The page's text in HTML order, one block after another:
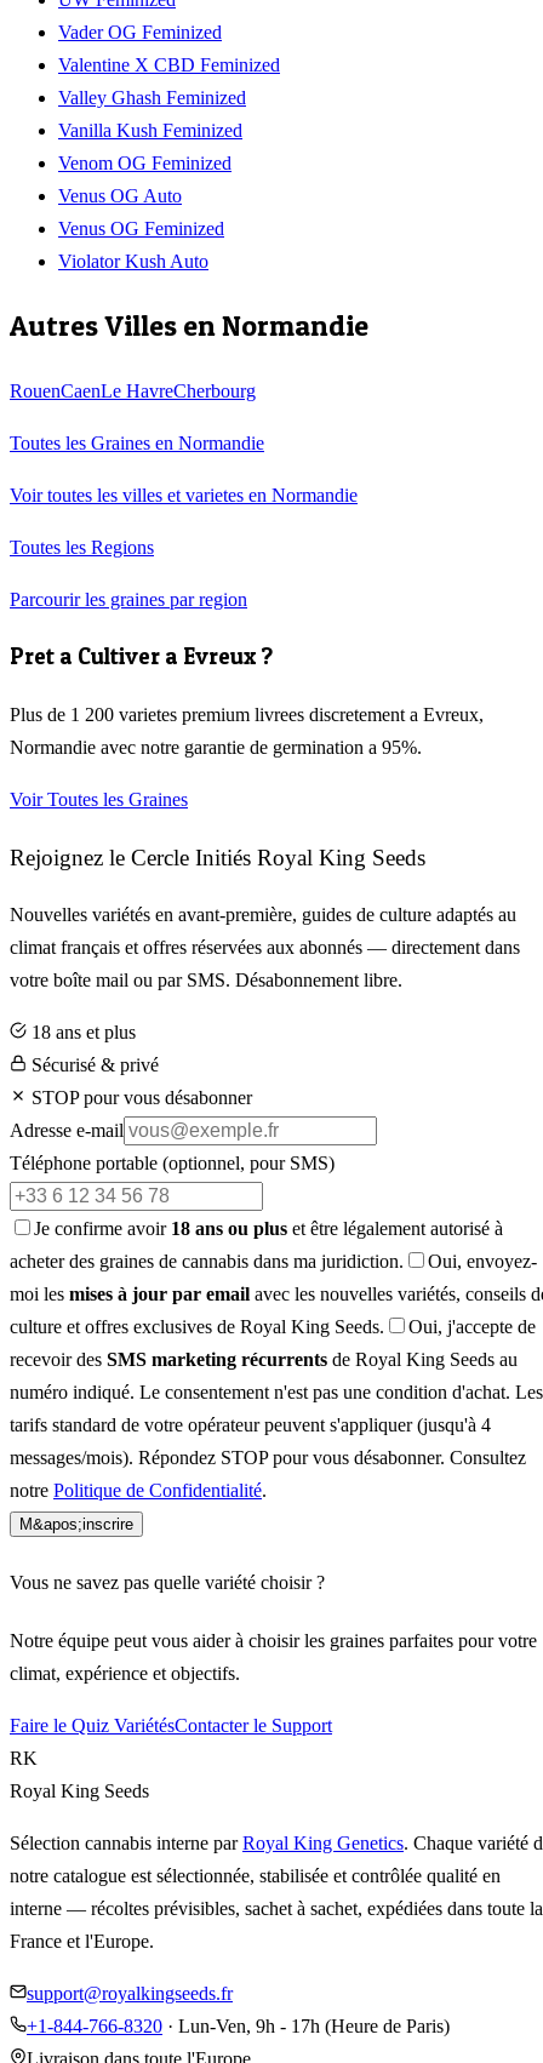
Vader OG Feminized
Valentine X CBD Feminized
Valley Ghash Feminized
Vanilla Kush Feminized
Venom OG Feminized
Venus OG Auto
Venus OG Feminized
Violator Kush Auto
Autres Villes enNormandie
RouenCaenLe HavreCherbourg
Toutes les Graines en Normandie
Voir toutes les villes et varietes en Normandie
Toutes les Regions
Parcourir les graines par region
Pret a Cultiver a Evreux ?
Plus de 1 200 varietes premium livrees discretement a Evreux,
Normandie avec notre garantie de germination a 95%.
Voir Toutes les Graines
Rejoignez le Cercle Initiés Royal King Seeds
Nouvelles variétés en avant-première, guides de culture adaptés au
climat français et offres réservées aux abonnés — directement dans
votre boîte mail ou par SMS. Désabonnement libre.
18 ans et plus
Sécurisé & privé
STOP pour vous désabonner
Adresse e-mail
Téléphone portable (optionnel, pour SMS)
Je confirme avoir 18 ans ou plus et être légalement autorisé à
acheter des graines de cannabis dans ma juridiction.
Oui, envoyez-
moi les mises à jour par email avec les nouvelles variétés, conseils
culture et offres exclusives de Royal King Seeds.
Oui, j'accepte de
recevoir des SMS marketing récurrents de Royal King Seeds au
numéro indiqué. Le consentement n'est pas une condition d'achat. Les
tarifs standard de votre opérateur peuvent s'appliquer (jusqu'à 4
messages/mois). Répondez STOP pour vous désabonner. Consultez
notre Politique de Confidentialité.
M&apos;inscrire
Vous ne savez pas quelle variété choisir ?
Notre équipe peut vous aider à choisir les graines parfaites pour votre
climat, expérience et objectifs.
Faire le Quiz VariétésContacter le Support
RK
Royal King Seeds
Sélection cannabis interne parRoyal King Genetics. Chaque variété
notre catalogue est sélectionnée, stabilisée et contrôlée qualité en
interne — récoltes prévisibles, sachet à sachet, expédiées dans toute la
France et l'Europe.
support@royalkingseeds.fr
+1-844-766-8320 · Lun-Ven, 9h - 17h (Heure de Paris)
Livraison dans toute l'Europe